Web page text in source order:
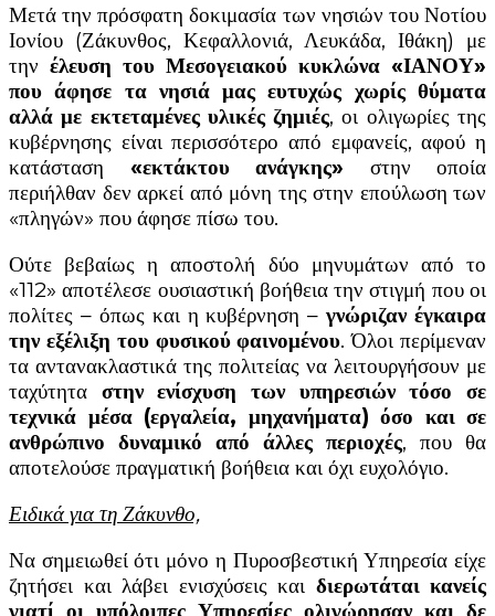
Μετά την πρόσφατη δοκιμασία των νησιών του Νοτίου
Ιονίου (Ζάκυνθος, Κεφαλλονιά, Λευκάδα, Ιθάκη) με
την έλευση του Μεσογειακού κυκλώνα «ΙΑΝΟΥ»
που άφησε τα νησιά μας ευτυχώς χωρίς θύματα
αλλά με εκτεταμένες υλικές ζημιές, οι ολιγωρίες της
κυβέρνησης είναι περισσότερο από εμφανείς, αφού η
κατάσταση «εκτάκτου ανάγκης» στην οποία
περιήλθαν δεν αρκεί από μόνη της στην επούλωση των
«πληγών» που άφησε πίσω του.
Ούτε βεβαίως η αποστολή δύο μηνυμάτων από το
«112» αποτέλεσε ουσιαστική βοήθεια την στιγμή που οι
πολίτες – όπως και η κυβέρνηση –γνώριζαν έγκαιρα
την εξέλιξη του φυσικού φαινομένου. Όλοι περίμεναν
τα αντανακλαστικά της πολιτείας να λειτουργήσουν με
ταχύτητα στην ενίσχυση των υπηρεσιών τόσο σε
τεχνικά μέσα (εργαλεία, μηχανήματα) όσο και σε
ανθρώπινο δυναμικό από άλλες περιοχές, που θα
αποτελούσε πραγματική βοήθεια και όχι ευχολόγιο.
Ειδικά για τη Ζάκυνθο,
Να σημειωθεί ότι μόνο η Πυροσβεστική Υπηρεσία είχε
ζητήσει και λάβει ενισχύσεις και διερωτάται κανείς
γιατί οι υπόλοιπες Υπηρεσίες ολιγώρησαν και δε